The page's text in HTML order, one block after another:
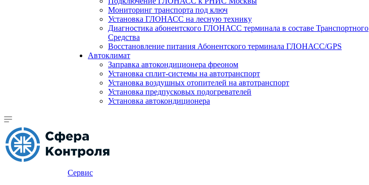
Мониторинг транспорта под ключ
Установка ГЛОНАСС на лесную технику
Диагностика абонентского ГЛОНАСС терминала в составе Транспортного
Средства
Восстановление питания Абонентского терминала ГЛОНАСС/GPS
Автоклимат
Заправка автокондиционера фреоном
Установка сплит-системы на автотранспорт
Установка воздушных отопителей на автотранспорт
Установка предпусковых подогревателей
Установка автокондиционера
Сервис